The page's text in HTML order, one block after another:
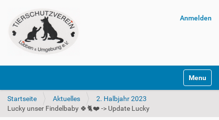
Anmelden
Startseite Aktuelles
2. Halbjahr 2023
Lucky unser Findelbaby 🍀🐈❤️ -> Update Lucky